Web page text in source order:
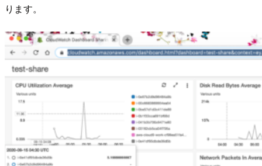
ります。